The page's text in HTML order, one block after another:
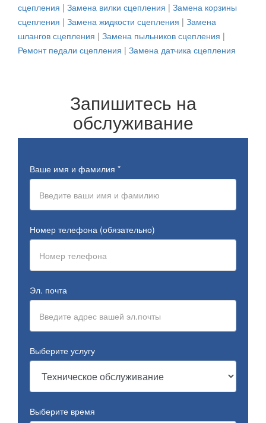
сцепления | Замена вилки сцепления | Замена корзины
сцепления | Замена жидкости сцепления | Замена
шлангов сцепления | Замена пыльников сцепления |
Ремонт педали сцепления | Замена датчика сцепления
Запишитесь на
обслуживание
Ваше имя и фамилия *
Номер телефона (обязательно)
Эл. почта
Выберите услугу
Выберите время